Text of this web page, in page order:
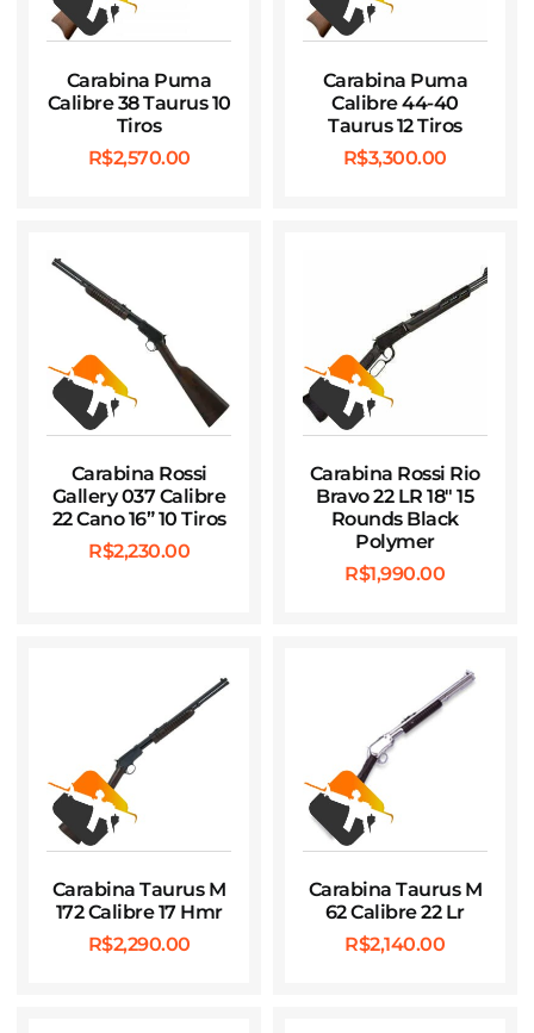
Carabina Puma
Calibre 38 Taurus 10
Tiros
R$2,570.00
Carabina Puma
Calibre 44-40
Taurus 12 Tiros
R$3,300.00
Carabina Rossi
Gallery 037 Calibre
22 Cano 16” 10 Tiros
R$2,230.00
Carabina Rossi Rio
Bravo 22 LR 18″ 15
Rounds Black
Polymer
R$1,990.00
Carabina Taurus M
172 Calibre 17 Hmr
R$2,290.00
Carabina Taurus M
62 Calibre 22 Lr
R$2,140.00